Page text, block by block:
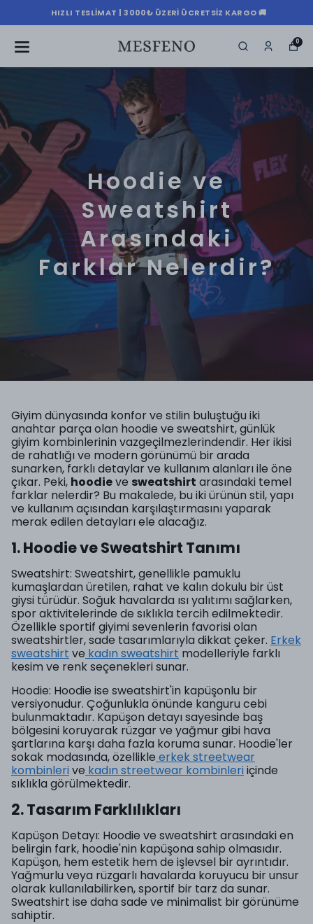
HIZLI TESLIMAT | 3000₺ ÜZERI ÜCRETSIZ KARGO 🚚
0
Hoodie ve
Sweatshirt
Arasındaki
Farklar Nelerdir?
Giyim dünyasında konfor ve stilin buluştuğu iki
anahtar parça olan hoodie ve sweatshirt, günlük
giyim kombinlerinin vazgeçilmezlerindendir. Her ikisi
de rahatlığı ve modern görünümü bir arada
sunarken, farklı detaylar ve kullanım alanları ile öne
çıkar. Peki, hoodieve sweatshirt arasındaki temel
farklar nelerdir? Bu makalede, bu iki ürünün stil, yapı
ve kullanım açısından karşılaştırmasını yaparak
merak edilen detayları ele alacağız.
1. Hoodie ve Sweatshirt Tanımı
Sweatshirt: Sweatshirt, genellikle pamuklu
kumaşlardan üretilen, rahat ve kalın dokulu bir üst
giysi türüdür. Soğuk havalarda ısı yalıtımı sağlarken,
spor aktivitelerinde de sıklıkla tercih edilmektedir.
Özellikle sportif giyimi sevenlerin favorisi olan
sweatshirtler, sade tasarımlarıyla dikkat çeker. Erkek
sweatshirt ve kadın sweatshirt modelleriyle farklı
kesim ve renk seçenekleri sunar.
Hoodie: Hoodie ise sweatshirt'in kapüşonlu bir
versiyonudur. Çoğunlukla önünde kanguru cebi
bulunmaktadır. Kapüşon detayı sayesinde baş
bölgesini koruyarak rüzgar ve yağmur gibi hava
şartlarına karşı daha fazla koruma sunar. Hoodie'ler
sokak modasında, özellikle erkek streetwear
kombinlerive kadın streetwear kombinleriiçinde
sıklıkla görülmektedir.
2. Tasarım Farklılıkları
Kapüşon Detayı: Hoodie ve sweatshirt arasındaki en
belirgin fark, hoodie'nin kapüşona sahip olmasıdır.
Kapüşon, hem estetik hem de işlevsel bir ayrıntıdır.
Yağmurlu veya rüzgarlı havalarda koruyucu bir unsur
olarak kullanılabilirken, sportif bir tarz da sunar.
Sweatshirt ise daha sade ve minimalist bir görünüme
sahiptir.